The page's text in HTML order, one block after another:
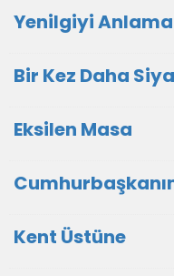
Yenilgiyi
Bir Kez Daha
Eksilen Masa
Kent Üstüne